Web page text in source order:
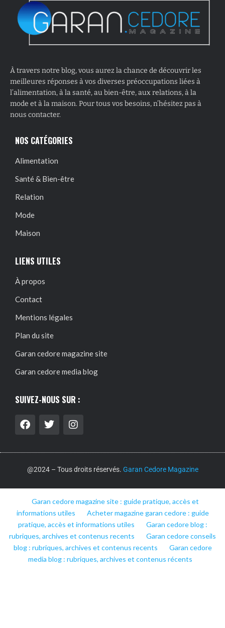
À travers notre blog, vous aurez la chance de découvrir les
meilleures réponses à vos diverses préoccupations liées à
l’alimentation, à la santé, au bien-être, aux relations, à la
mode et à la maison. Pour tous vos besoins, n’hésitez pas à
nous contacter.
NOS CATÉGORIES
Alimentation
Santé & Bien-être
Relation
Mode
Maison
LIENS UTILES
À propos
Contact
Mentions légales
Plan du site
Garan cedore magazine site
Garan cedore media blog
SUIVEZ-NOUS SUR :
@2024 – Tous droits réservés. Garan Cedore Magazine
Garan cedore magazine site : guide pratique, accès et
informations utiles
Acheter magazine garan cedore : guide
pratique, accès et informations utiles
Garan cedore blog :
rubriques, archives et contenus recents
Garan cedore conseils
blog : rubriques, archives et contenus recents
Garan cedore
media blog : rubriques, archives et contenus récents